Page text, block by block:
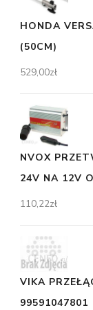
HONDA
(50CM)
529,00zł
NVOX
24V NA 12V
110,22zł
VIKA
99591047801